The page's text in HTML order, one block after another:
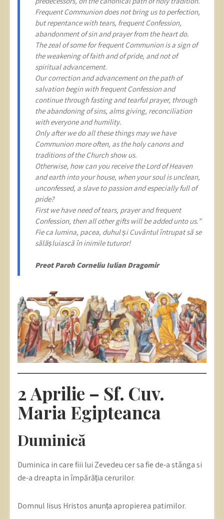
Frequent Communion does not bring us to perfection,
but repentance with tears, frequent Confession,
abandonment of sin and prayer from the heart do.
The zeal of some for frequent Communion is a sign of
the weakening of faith and of pride, and not of
spiritual advancement.
Our correction and advancement on the path of
salvation begin with frequent Confession and
continue through fasting and tearful prayer, through
the abandoning of sins, alms giving, reconciliation
with everyone and humility.
Only after we do all these things may we have
Communion more often, as the holy canons and
traditions of the Church show us.
Otherwise, how can you receive the Lord of Heaven
and earth into your house, when your soul is unclean,
unconfessed, a slave to passion and especially full of
pride?
First we have need of tears, prayer and frequent
Confession, then all other gifts will be added unto us.”
Fie ca lumina, pacea, duhul și Cuvântul întrupat să se
sălășluiască în inimile tuturor!
Preot Paroh Corneliu Iulian Dragomir
2 Aprilie – Sf. Cuv.
Maria Egipteanca
Duminică
Duminica in care fiii lui Zevedeu cer sa fie de-a stânga si
de-a dreapta in împărăția cerurilor.
Domnul Iisus Hristos anunța apropierea patimilor.